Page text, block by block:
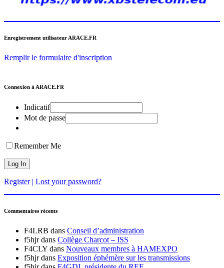
Enregistrement utilisateur ARACE.FR
Remplir le formulaire d'inscription
Connexion à ARACE.FR
Indicatif
Mot de passe
Remember Me
Register| Lost your password?
Commentaires récents
F4LRB dans Conseil d’administration
f5hjrdans Collège Charcot – ISS
F4CLY dans Nouveaux membres à HAMEXPO
f5hjrdans Exposition éphémère sur les transmissions